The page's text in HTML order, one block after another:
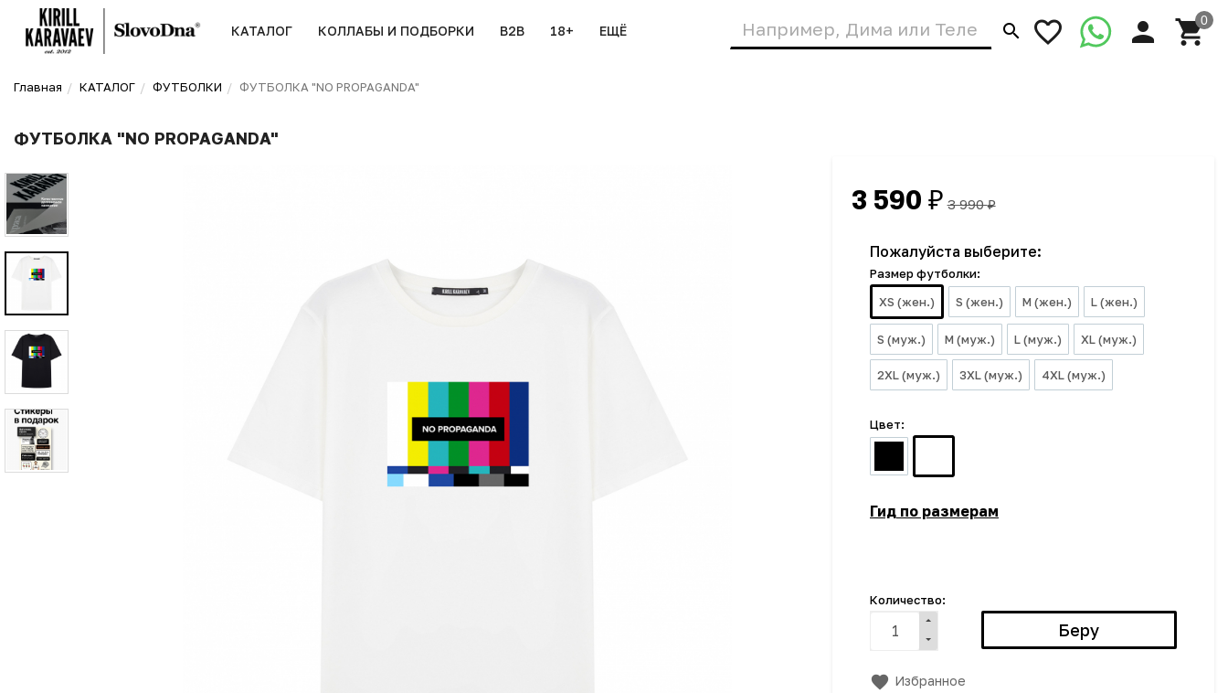
КАТАЛОГ КОЛЛАБЫ И ПОДБОРКИ B2B 18+ ЕЩЁ
Главная КАТАЛОГ ФУТБОЛКИ ФУТБОЛКА "NO PROPAGANDA"
ФУТБОЛКА "NO PROPAGANDA"
3 590 ₽ 3 990₽
Пожалуйста выберите:
Размер футболки:
XS (жен.)
S (жен.) M (жен.) L (жен.)
S (муж.) M (муж.) L (муж.) XL (муж.)
2XL (муж.) 3XL (муж.) 4XL (муж.)
Цвет:
Гид по размерам
Количество:
Избранное